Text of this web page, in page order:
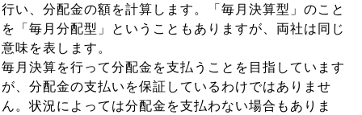
行い、分配金の額を計算します。「毎月決算型」のこと
を「毎月分配型」ということもありますが、両社は同じ
意味を表します。
毎月決算を行って分配金を支払うことを目指しています
が、分配金の支払いを保証しているわけではありませ
ん。状況によっては分配金を支払わない場合もありま